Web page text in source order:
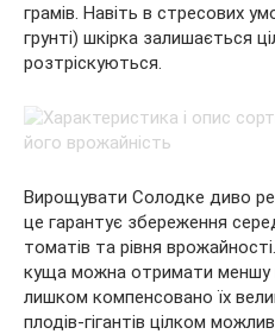
грамів. Навіть в стресових
грунті) шкірка залишається
розтріскуються.
Вирощувати Солодке диво
це гарантує збереження
томатів та рівня
куща можна отримати меншу
лишком компенсовано їх
плодів-гігантів цілком